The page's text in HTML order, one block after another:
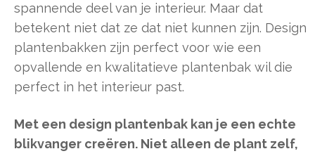
spannende deel van je interieur. Maar dat
betekent niet dat ze dat niet kunnen zijn. Design
plantenbakken zijn perfect voor wie een
opvallende en kwalitatieve plantenbak wil die
perfect in het interieur past.
Met een design plantenbak kan je een echte
blikvanger creëren. Niet alleen de plant zelf,